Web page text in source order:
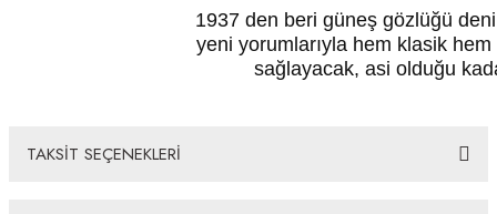
1937 den beri güneş gözlüğü
yeni yorumlarıyla hem klasik
sağlayacak, asi olduğu
TAKSİT SEÇENEKLERİ